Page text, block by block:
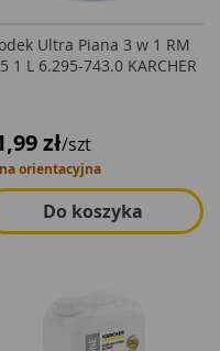
Ultra Piana 3 w 1 RM
1 L 6.295-743.0 KARCHER
zł/szt
orientacyjna
Do koszyka